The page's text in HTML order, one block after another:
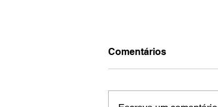
Comentários